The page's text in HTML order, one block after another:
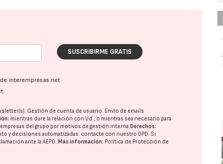
SUSCRIBIRME GRATIS
interempresas.net
Gestión de cuenta de usuario. Envío de emails
mientras dure la relación con Ud., o mientras sea necesario para
empresas del grupo por motivos de gestión interna. Derechos:
y decisiones automatizadas: contacte con nuestro DPD. Si
ante laAEPD. Más información: Política de Protección de